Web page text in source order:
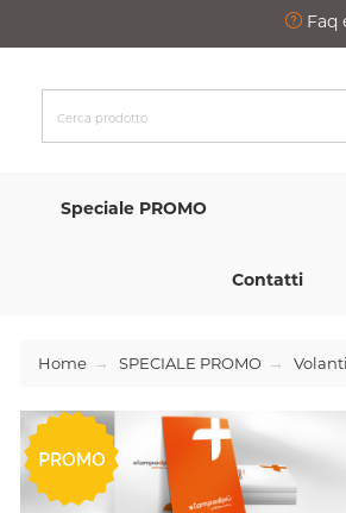
Faq
Speciale PROMO
Contatti
Home SPECIALE PROMO